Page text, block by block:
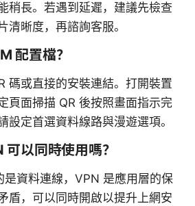
稍長。若遇到延遲，建議先檢查
清晰度，再諮詢客服。
配置檔？
碼或直接的安裝連結。打開裝置
頁面掃描 QR 後按照畫面指示完
設定首選資料線路與漫遊選項。
以同時使用嗎？
是資料連線，VPN 是應用層的保
盾，可以同時開啟以提升上網安